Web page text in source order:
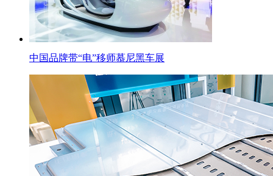
中国品牌带“电”移师慕尼黑车展